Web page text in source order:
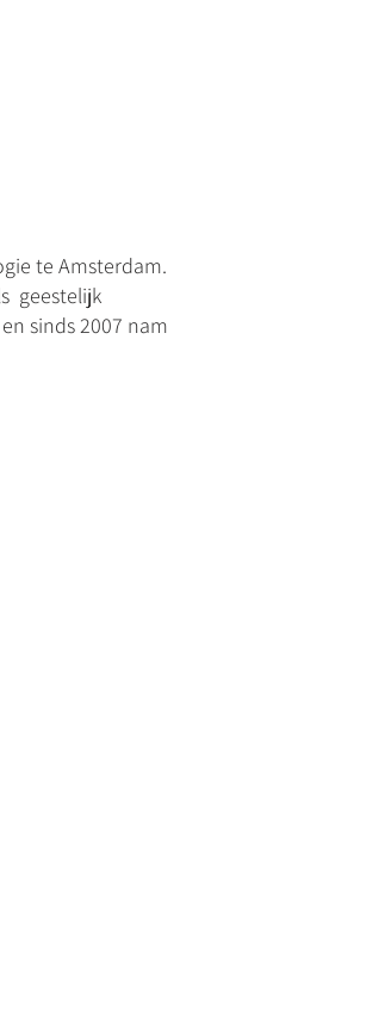
te Amsterdam.
geestelijk
sinds 2007 nam